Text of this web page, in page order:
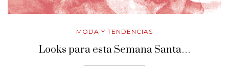
MODA Y TENDENCIAS
Looks para esta Semana Santa…